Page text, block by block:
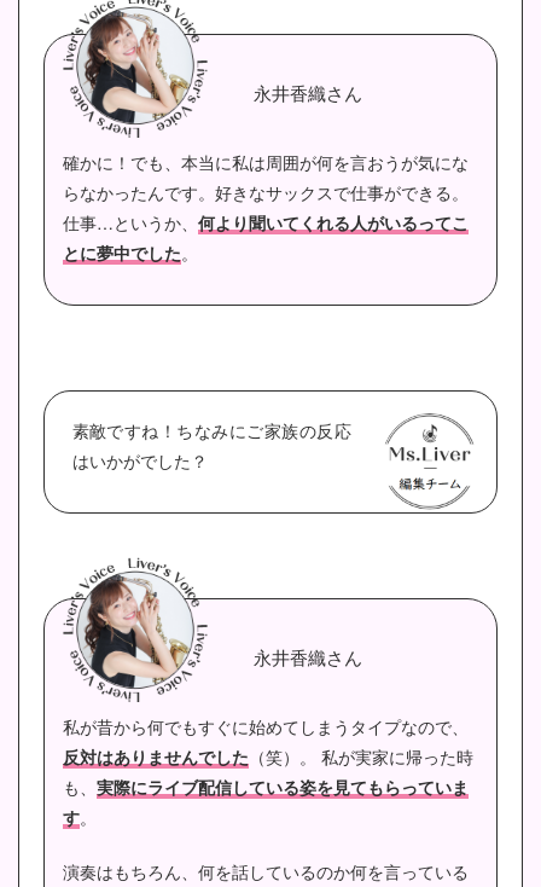
永井香織さん
確かに！でも、本当に私は周囲が何を言おうが気にな
らなかったんです。 好きなサックスで仕事ができる。
仕事…というか、 何より聞いてくれる人がいるってこ
とに夢中でした。
素敵ですね！ちなみにご家族の反応
はいかがでした？
永井香織さん
私が昔から何でもすぐに始めてしまうタイプなので、
反対はありませんでした （笑）。
私が実家に帰った時
も、 実際にライブ配信している姿を見てもらっていま
す。
演奏はもちろん、何を話しているのか何を言っている